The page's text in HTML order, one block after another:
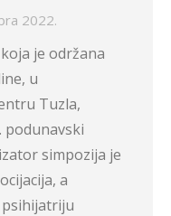
2022.
je održana
u
Tuzla,
podunavski
simpozija je
a